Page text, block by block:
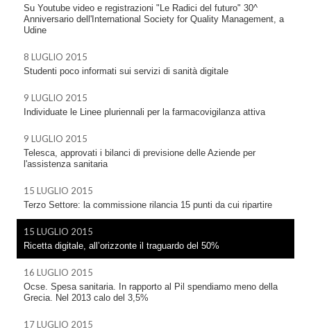
Su Youtube video e registrazioni "Le Radici del futuro" 30^
Anniversario dell'International Society for Quality Management, a
Udine
8 LUGLIO 2015
Studenti poco informati sui servizi di sanità digitale
9 LUGLIO 2015
Individuate le Linee pluriennali per la farmacovigilanza attiva
9 LUGLIO 2015
Telesca, approvati i bilanci di previsione delle Aziende per
l'assistenza sanitaria
15 LUGLIO 2015
Terzo Settore: la commissione rilancia 15 punti da cui ripartire
15 LUGLIO 2015
Ricetta digitale, all’orizzonte il traguardo del 50%
16 LUGLIO 2015
Ocse. Spesa sanitaria. In rapporto al Pil spendiamo meno della
Grecia. Nel 2013 calo del 3,5%
17 LUGLIO 2015